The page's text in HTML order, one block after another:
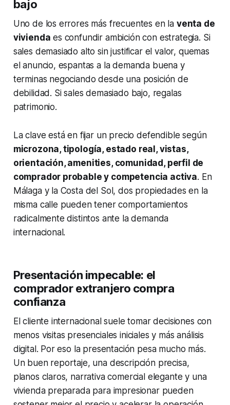
bajo
Uno de los errores más frecuentes en la venta de
vivienda es confundir ambición con estrategia. Si
sales demasiado alto sin justificar el valor, quemas
el anuncio, espantas a la demanda buena y
terminas negociando desde una posición de
debilidad. Si sales demasiado bajo, regalas
patrimonio.
La clave está en fijar un precio defendible según
microzona, tipología, estado real, vistas,
orientación, amenities, comunidad, perfil de
comprador probable y competencia activa. En
Málaga y la Costa del Sol, dos propiedades en la
misma calle pueden tener comportamientos
radicalmente distintos ante la demanda
internacional.
Presentación impecable: el
comprador extranjero compra
confianza
El cliente internacional suele tomar decisiones con
menos visitas presenciales iniciales y más análisis
digital. Por eso la presentación pesa mucho más.
Un buen reportaje, una descripción precisa,
planos claros, narrativa comercial elegante y una
vivienda preparada para impresionar pueden